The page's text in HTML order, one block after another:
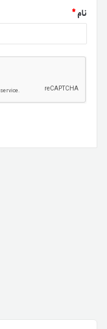
نام*